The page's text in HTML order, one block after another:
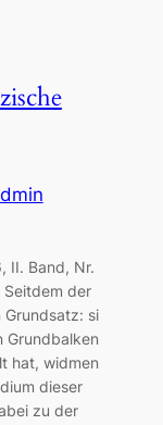
II. Band, Nr.
der
si
Grundbalken
hat, widmen
dieser
zu der